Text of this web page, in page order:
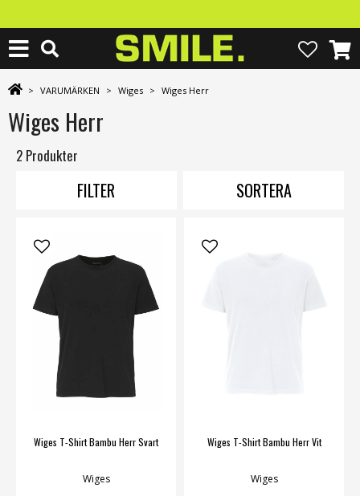
> VARUMÄRKEN > Wiges > Wiges Herr
Wiges Herr
2 Produkter
FILTER SORTERA
Wiges T-Shirt Bambu Herr Svart
Wiges
Wiges T-Shirt Bambu Herr Vit
Wiges